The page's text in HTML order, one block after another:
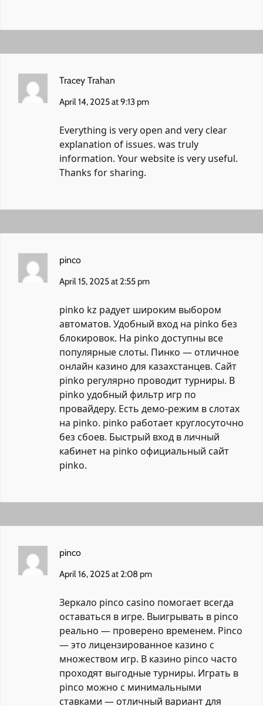
Tracey Trahan
April 14, 2025 at 9:13 pm
Everything is very open and very clear
explanation of issues. was truly
information. Your website is very useful.
Thanks for sharing.
pinco
April 15, 2025 at 2:55 pm
pinko kz радует широким выбором
автоматов. Удобный вход на pinko без
блокировок. На pinko доступны все
популярные слоты. Пинко — отличное
онлайн казино для казахстанцев. Сайт
pinko регулярно проводит турниры. В
pinko удобный фильтр игр по
провайдеру. Есть демо-режим в слотах
на pinko. pinko работает круглосуточно
без сбоев. Быстрый вход в личный
кабинет на pinko официальный сайт
pinko.
pinco
April 16, 2025 at 2:08 pm
Зеркало pinco casino помогает всегда
оставаться в игре. Выигрывать в pinco
реально — проверено временем. Pinco
— это лицензированное казино с
множеством игр. В казино pinco часто
проходят выгодные турниры. Играть в
pinco можно с минимальными
ставками — отличный вариант для